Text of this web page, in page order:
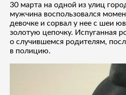
30 марта на одной из улиц
мужчина воспользовался
девочке и сорвал у нее с шеи
золотую цепочку. Испуганная
о случившемся родителям,
в полицию.